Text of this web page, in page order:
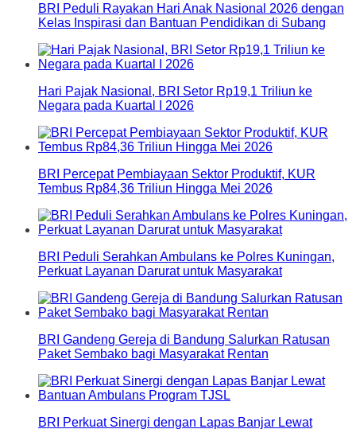
BRI Peduli Rayakan Hari Anak Nasional 2026 dengan
Kelas Inspirasi dan Bantuan Pendidikan di Subang
Hari Pajak Nasional, BRI Setor Rp19,1 Triliun ke
Negara pada Kuartal I 2026
BRI Percepat Pembiayaan Sektor Produktif, KUR
Tembus Rp84,36 Triliun Hingga Mei 2026
BRI Peduli Serahkan Ambulans ke Polres Kuningan,
Perkuat Layanan Darurat untuk Masyarakat
BRI Gandeng Gereja di Bandung Salurkan Ratusan
Paket Sembako bagi Masyarakat Rentan
BRI Perkuat Sinergi dengan Lapas Banjar Lewat